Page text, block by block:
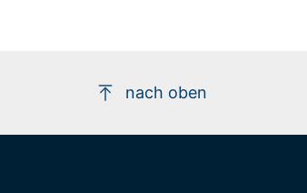
nach oben